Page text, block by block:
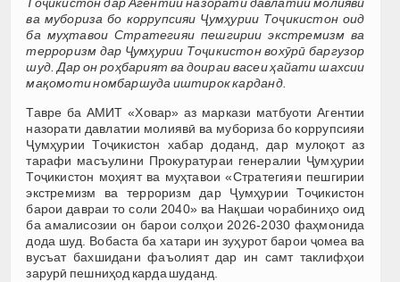
ва мубориза бо коррупсияи Ҷумҳурии Тоҷикистон оид
ба муҳтавои Стратегияи пешгирии экстремизм ва
терроризм дар Ҷумҳурии Тоҷикистон вохӯрӣ баргузор
шуд. Дар он роҳбарият ва доираи васеи ҳайати шахсии
мақомоти номбаршуда иштирок карданд.
Тавре ба АМИТ «Ховар» аз маркази матбуоти Агентии
назорати давлатии молиявӣ ва мубориза бо коррупсияи
Ҷумҳурии Тоҷикистон хабар доданд, дар мулоқот аз
тарафи масъулини Прокуратураи генералии Ҷумҳурии
Тоҷикистон моҳият ва муҳтавои «Стратегияи пешгирии
экстремизм ва терроризм дар Ҷумҳурии Тоҷикистон
барои давраи то соли 2040» ва Нақшаи чорабиниҳо оид
ба амалисозии он барои солҳои 2026-2030 фаҳмонида
дода шуд. Вобаста ба хатари ин зуҳурот барои ҷомеа ва
вусъат бахшидани фаъолият дар ин самт таклифҳои
зарурӣ пешниҳод карда шуданд.